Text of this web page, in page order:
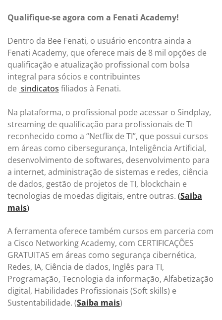
Qualifique-se agora com a Fenati Academy!
Dentro da Bee Fenati, o usuário encontra ainda a
Fenati Academy, que oferece mais de 8 mil opções de
qualificação e atualização profissional com bolsa
integral para sócios e contribuintes
de sindicatos filiados à Fenati.
Na plataforma, o profissional pode acessar o Sindplay,
streaming de qualificação para profissionais de TI
reconhecido como a “Netflix de TI”, que possui cursos
em áreas como cibersegurança, Inteligência Artificial,
desenvolvimento de softwares, desenvolvimento para
a internet, administração de sistemas e redes, ciência
de dados, gestão de projetos de TI, blockchain e
tecnologias de moedas digitais, entre outras. (Saiba
mais)
A ferramenta oferece também cursos em parceria com
a Cisco Networking Academy, com CERTIFICAÇÕES
GRATUITAS em áreas como segurança cibernética,
Redes, IA, Ciência de dados, Inglês para TI,
Programação, Tecnologia da informação, Alfabetização
digital, Habilidades Profissionais (Soft skills) e
Sustentabilidade. (Saiba mais)